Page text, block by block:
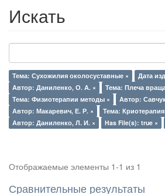
Искать
Тема: Сухожилия околосуставные ×
Дата
Автор: Даниленко, О. А. ×
Тема: Плеча
Тема: Физиотерапии методы ×
Автор:
Автор: Макаревич, Е. Р. ×
Тема: Криотерапия
Автор: Даниленко, Л. И. ×
Has File(s): true ×
Отображаемые элементы 1-1 из 1
Сравнительные результаты